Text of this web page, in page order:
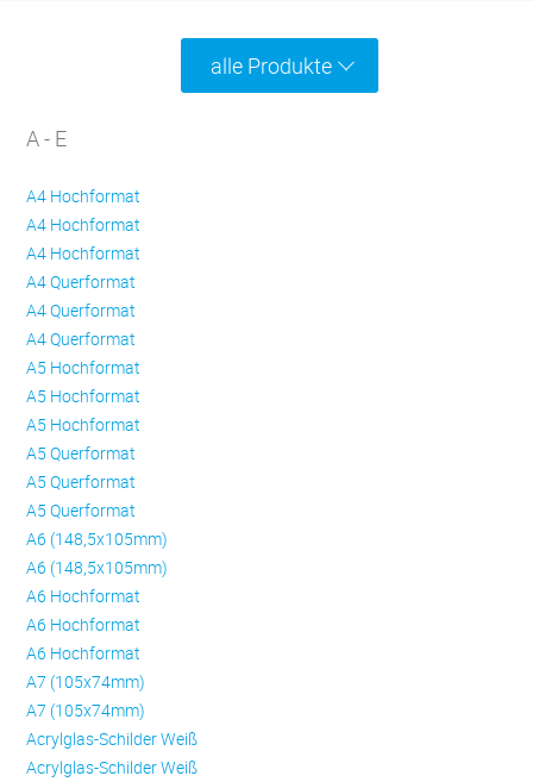
alle Produkte
A - E
A4 Hochformat
A4 Hochformat
A4 Hochformat
A4 Querformat
A4 Querformat
A4 Querformat
A5 Hochformat
A5 Hochformat
A5 Hochformat
A5 Querformat
A5 Querformat
A5 Querformat
A6 (148,5x105mm)
A6 (148,5x105mm)
A6 Hochformat
A6 Hochformat
A6 Hochformat
A7 (105x74mm)
A7 (105x74mm)
Acrylglas-Schilder Weiß
Acrylglas-Schilder Weiß